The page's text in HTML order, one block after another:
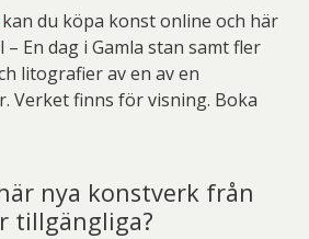
kan du köpa konst online och här
En dag i Gamla stan samt fler
litografier av en av en
Verket finns för visning. Boka
nya konstverk från
tillgängliga?